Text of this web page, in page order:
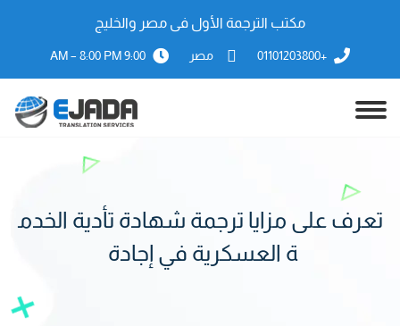
مكتب الترجمة الأول فى مصر والخليج
+01101203800 مصر 9:00 AM – 8:00 PM
تعرف على مزايا ترجمة شهادة تأدية الخدم
ة العسكرية في إجادة